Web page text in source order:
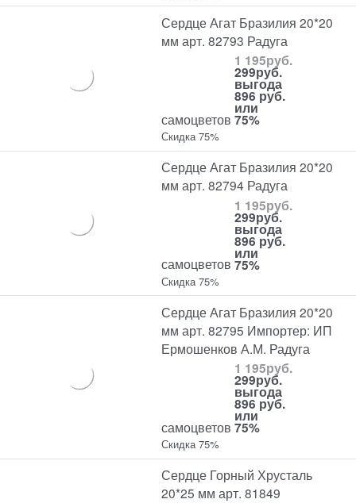
Сердце Агат Бразилия 20*20
мм арт. 82793 Радуга
самоцветов
1 195руб.
299руб.
выгода
896 руб.
или
75%
Скидка 75%
Сердце Агат Бразилия 20*20
мм арт. 82794 Радуга
самоцветов
1 195руб.
299руб.
выгода
896 руб.
или
75%
Скидка 75%
Сердце Агат Бразилия 20*20
мм арт. 82795 Импортер: ИП
Ермошенков А.М. Радуга
самоцветов
1 195руб.
299руб.
выгода
896 руб.
или
75%
Скидка 75%
Сердце Горный Хрусталь
20*25 мм арт. 81849